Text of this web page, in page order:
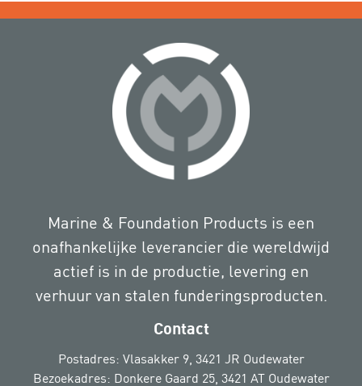
Marine & Foundation Products is een
onafhankelijke leverancier die wereldwijd
actief is in de productie, levering en
verhuur van stalen funderingsproducten.
Contact
Postadres: Vlasakker 9, 3421 JR Oudewater
Bezoekadres: Donkere Gaard 25, 3421 AT Oudewater